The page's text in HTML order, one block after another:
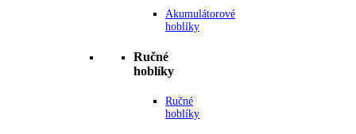
Akumulátorové
hoblíky
Ručné
hoblíky
Ručné
hoblíky